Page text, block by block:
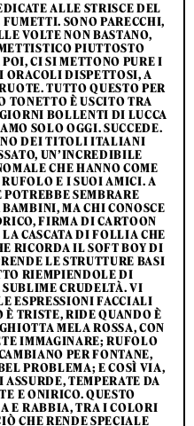
ALLE STRISCE DEL
SONO PARECCHI,
VOLTE NON BASTANO,
PIUTTOSTO
CI SI METTONO PURE I
DISPETTOSI, A
TUTTO QUESTO PER
TONETTO È USCITO TRA
BOLLENTI DI LUCCA
SOLO OGGI. SUCCEDE.
DEI TITOLI ITALIANI
UN’INCREDIBILE
CHE HANNO COME
E I SUOI AMICI. A
SEMBRARE
MA CHI CONOSCE
FIRMA DI CARTOON
CASCATA DI FOLLIA CHE
RICORDA IL SOFT BOY DI
LE STRUTTURE BASI
RIEMPIENDOLE DI
CRUDELTÀ. VI
ESPRESSIONI FACCIALI
È TRISTE, RIDE QUANDO È
MELA ROSSA, CON
IMMAGINARE; RUFOLO
PER FONTANE,
PROBLEMA; E COSÌ VIA,
TEMPERATE DA
E ONIRICO. QUESTO
E RABBIA, TRA I COLORI
CHE RENDE SPECIALE